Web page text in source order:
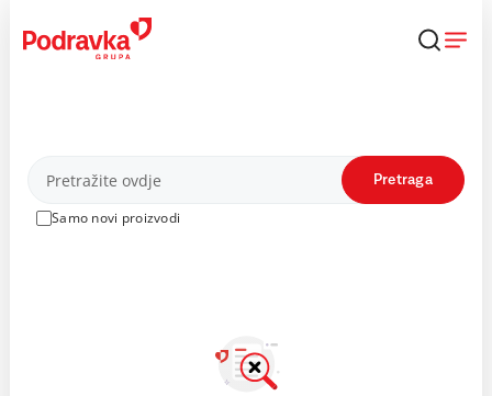
content
Proizvodi
Samo novi proizvodi
Pretraga